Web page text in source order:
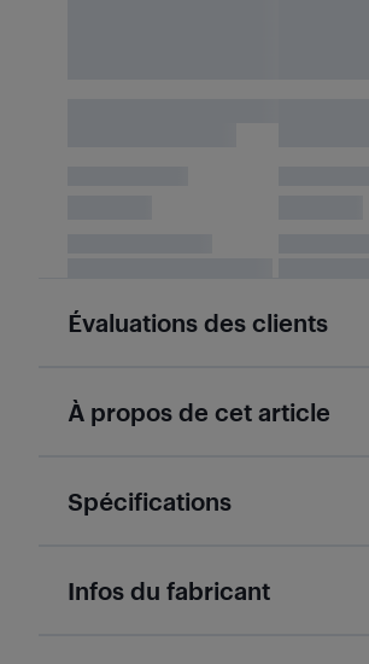
Évaluations des clients
À propos de cet article
Spécifications
Infos du fabricant